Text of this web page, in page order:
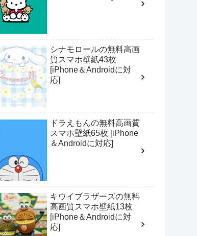
シナモロールの無料高画
質スマホ壁紙43枚
[iPhone＆Androidに対
応]
ドラえもんの無料高画質
スマホ壁紙65枚 [iPhone
＆Androidに対応]
キウイブラザーズの無料
高画質スマホ壁紙13枚
[iPhone＆Androidに対
応]